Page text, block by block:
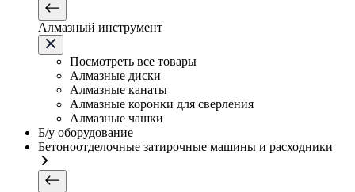
Алмазный инструмент
Посмотреть все товары
Алмазные диски
Алмазные канаты
Алмазные коронки для сверления
Алмазные чашки
Б/у оборудование
Бетоноотделочные затирочные машины и расходники